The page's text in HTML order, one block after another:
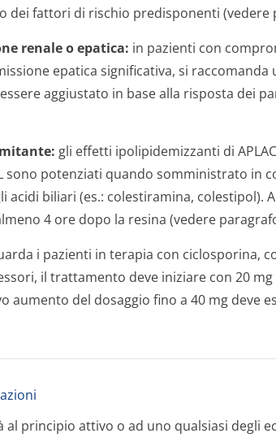
dei fattori di rischio predisponenti (vedere
renale o epatica: in pazienti con
epatica significativa, si raccomanda
aggiustato in base alla risposta dei
gli effetti ipolipidemizzanti di
sono potenziati quando somministrato in
acidi biliari (es.: colestiramina, colestipol).
4 ore dopo la resina (vedere
i pazienti in terapia con ciclosporina,
il trattamento deve iniziare con 20
aumento del dosaggio fino a 40 mg deve
al principio attivo o ad uno qualsiasi degli